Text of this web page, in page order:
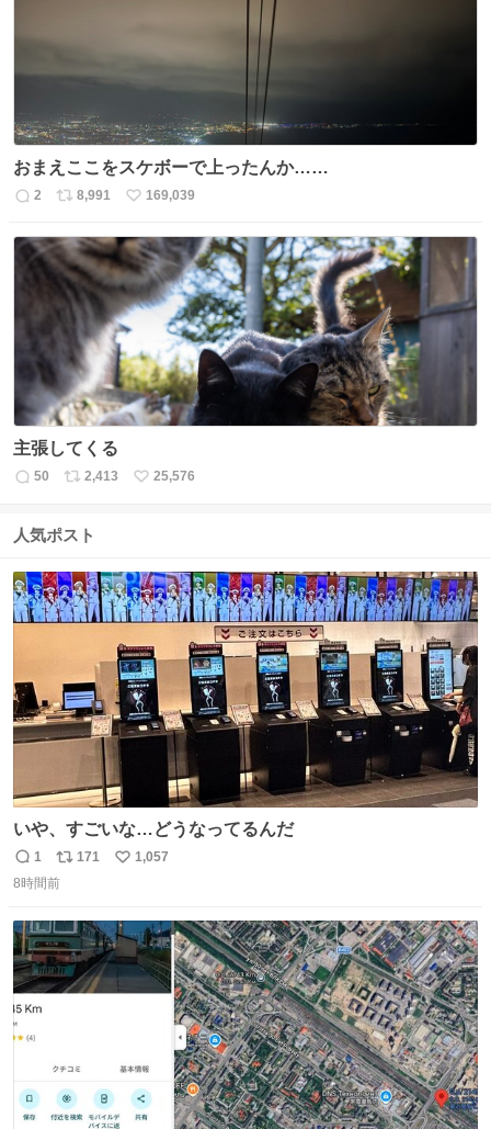
おまえここをスケボーで上ったんか……
返
数
2
リ
ス
ト
数
8,991
い
ね
数
169,039
主張してくる
返
数
50
リ
ス
数
2,413
い
25,576
人気ポスト
いや、すごいな…どうなってるんだ
返
信
1
リ
ポ
ト
数
171
い
数
1,057
8時間前